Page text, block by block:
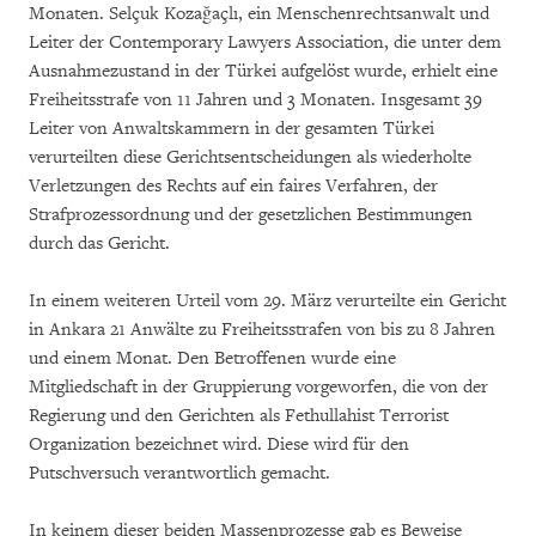
Monaten. Selçuk Kozağaçlı, ein Menschenrechtsanwalt und
Leiter der Contemporary Lawyers Association, die unter dem
Ausnahmezustand in der Türkei aufgelöst wurde, erhielt eine
Freiheitsstrafe von 11 Jahren und 3 Monaten. Insgesamt 39
Leiter von Anwaltskammern in der gesamten Türkei
verurteilten diese Gerichtsentscheidungen als wiederholte
Verletzungen des Rechts auf ein faires Verfahren, der
Strafprozessordnung und der gesetzlichen Bestimmungen
durch das Gericht.
In einem weiteren Urteil vom 29. März verurteilte ein Gericht
in Ankara 21 Anwälte zu Freiheitsstrafen von bis zu 8 Jahren
und einem Monat. Den Betroffenen wurde eine
Mitgliedschaft in der Gruppierung vorgeworfen, die von der
Regierung und den Gerichten als Fethullahist Terrorist
Organization bezeichnet wird. Diese wird für den
Putschversuch verantwortlich gemacht.
In keinem dieser beiden Massenprozesse gab es Beweise